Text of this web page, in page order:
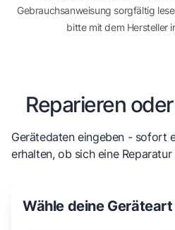
Gebrauchsanweisung sorgfältig
bitte mit dem Hersteller
Reparieren
Gerätedaten eingeben - sofort
erhalten, ob sich eine Reparatur
Wähle deine